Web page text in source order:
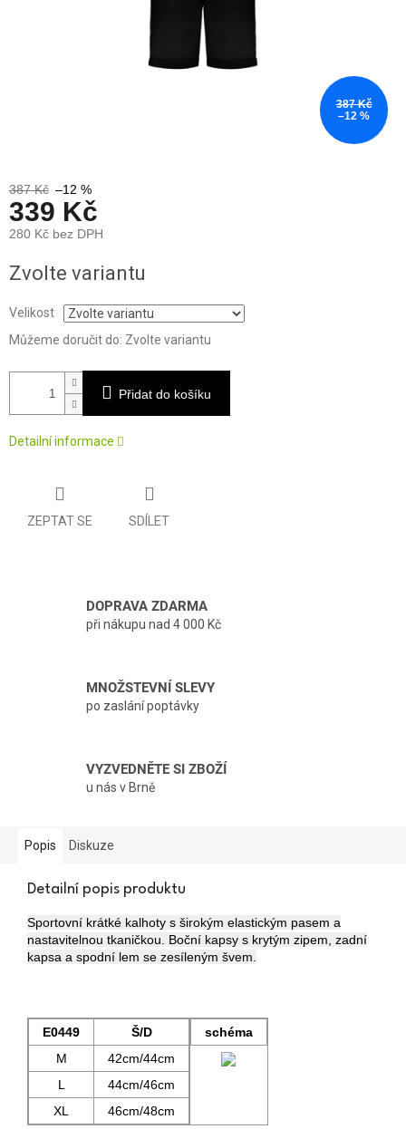
387 Kč
–12 %
387 Kč –12 %
339 Kč
280 Kč bez DPH
cena:
Zvolte variantu
Velikost
Můžeme doručit do: Zvolte variantu
Přidat do košíku
Detailní informace
ZEPTAT SE SDÍLET
DOPRAVA ZDARMA
při nákupu nad 4 000 Kč
MNOŽSTEVNÍ SLEVY
po zaslání poptávky
VYZVEDNĚTE SI ZBOŽÍ
u nás v Brně
Popis Diskuze
Detailní popis produktu
Sportovní krátké kalhoty s širokým elastickým pasem a
nastavitelnou tkaničkou. Boční kapsy s krytým zipem, zadní
kapsa a spodní lem se zesíleným švem.
E0449
Š/D
M
42cm/44cm
L
44cm/46cm
XL
46cm/48cm
schéma